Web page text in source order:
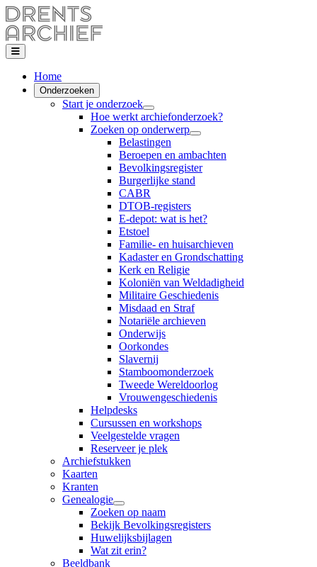
Home
Onderzoeken
Start je onderzoek
Hoe werkt archiefonderzoek?
Zoeken op onderwerp
Belastingen
Beroepen en ambachten
Bevolkingsregister
Burgerlijke stand
CABR
DTOB-registers
E-depot: wat is het?
Etstoel
Familie- en huisarchieven
Kadaster en Grondschatting
Kerk en Religie
Koloniën van Weldadigheid
Militaire Geschiedenis
Misdaad en Straf
Notariële archieven
Onderwijs
Oorkondes
Slavernij
Stamboomonderzoek
Tweede Wereldoorlog
Vrouwengeschiedenis
Helpdesks
Cursussen en workshops
Veelgestelde vragen
Reserveer je plek
Archiefstukken
Kaarten
Kranten
Genealogie
Zoeken op naam
Bekijk Bevolkingsregisters
Huwelijksbijlagen
Wat zit erin?
Beeldbank